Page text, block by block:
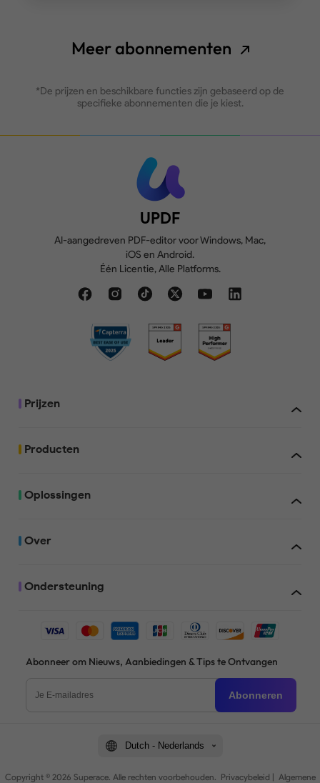
Meer abonnementen
*De prijzen en beschikbare functies zijn gebaseerd op de
specifieke abonnementen die je kiest.
UPDF
AI-aangedreven PDF-editor voor Windows, Mac,
iOS en Android.
Één Licentie, Alle Platforms.
Prijzen
Producten
Oplossingen
Over
Ondersteuning
Abonneer om Nieuws, Aanbiedingen & Tips te Ontvangen
Abonneren
Dutch - Nederlands
Copyright © 2026 Superace. Alle rechten voorbehouden. Privacybeleid | Algemene